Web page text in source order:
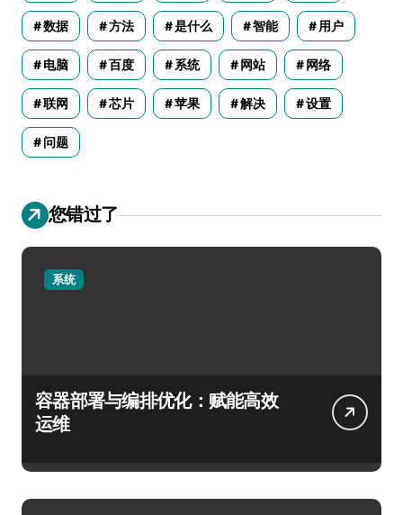
数据 方法 是什么 智能 用户
电脑 百度 系统 网站 网络
联网 芯片 苹果 解决 设置
问题
您错过了
系统
容器部署与编排优化：赋能高效
运维